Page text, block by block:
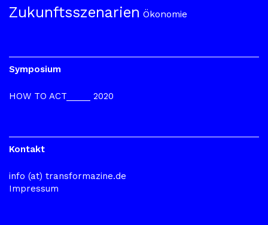
Zukunftsszenarien Ökonomie
Symposium
HOW TO ACT_____ 2020
Kontakt
info (at) transformazine.de
Impressum